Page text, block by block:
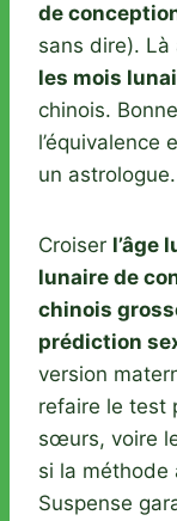
de
sans dire).
les mois
chinois.
l’équivalence
un astrologue.
Croiser l’âge
lunaire de
chinois
prédiction
version
refaire le test
sœurs, voire
si la méthode
Suspense